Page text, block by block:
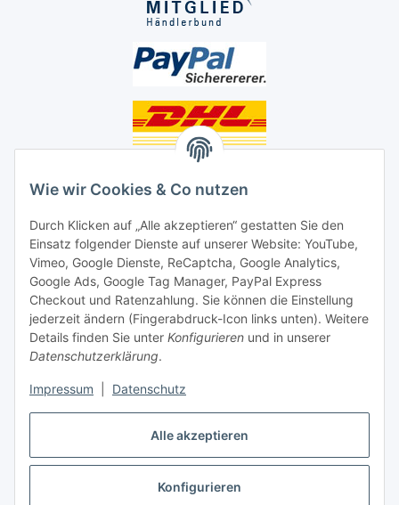
Alle akzeptieren
Konfigurieren
Wie wir Cookies & Co nutzen
Durch Klicken auf „Alle akzeptieren“ gestatten Sie den
Einsatz folgender Dienste auf unserer Website: YouTube,
Vimeo, Google Dienste, ReCaptcha, Google Analytics,
Google Ads, Google Tag Manager, PayPal Express
Checkout und Ratenzahlung. Sie können die Einstellung
jederzeit ändern (Fingerabdruck-Icon links unten). Weitere
Details finden Sie unter Konfigurieren und in unserer
Datenschutzerklärung.
Impressum Datenschutz
Social Media
Unsere Dienstleistungen
Lampenreparatur
Lichtservice für Senioren
Vertrag widerrufen
* Alle Preise inkl. gesetzlicher USt., ** siehe Lieferbedingungen, zzgl.